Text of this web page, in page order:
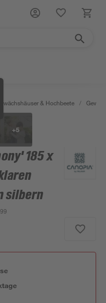
& Hochbeete /
+5
185 x
silbern